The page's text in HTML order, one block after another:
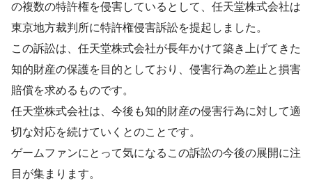
の複数の特許権を侵害しているとして、任天堂株式会社は
東京地方裁判所に特許権侵害訴訟を提起しました。
この訴訟は、任天堂株式会社が長年かけて築き上げてきた
知的財産の保護を目的としており、侵害行為の差止と損害
賠償を求めるものです。
任天堂株式会社は、今後も知的財産の侵害行為に対して適
切な対応を続けていくとのことです。
ゲームファンにとって気になるこの訴訟の今後の展開に注
目が集まります。